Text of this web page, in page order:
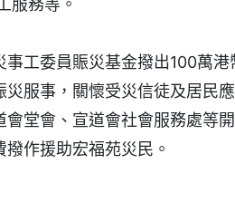
服務等。
事工委員賑災基金撥出100萬
災服事，關懷受災信徒及居民
會堂會、宣道會社會服務處等
作援助宏福苑災民。